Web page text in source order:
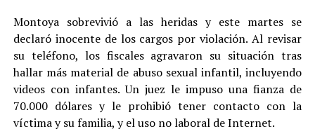
Montoya sobrevivió a las heridas y este martes se
declaró inocente de los cargos por violación. Al revisar
su teléfono, los fiscales agravaron su situación tras
hallar más material de abuso sexual infantil, incluyendo
videos con infantes. Un juez le impuso una fianza de
70.000 dólares y le prohibió tener contacto con la
víctima y su familia, y el uso no laboral de Internet.